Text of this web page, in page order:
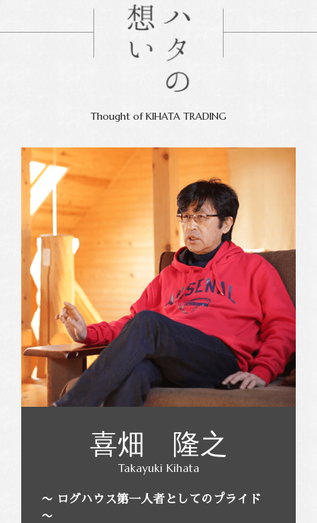
Thought of KIHATA TRADING
喜畑 隆之
Takayuki Kihata
〜 ログハウス第一人者としてのプライド
〜